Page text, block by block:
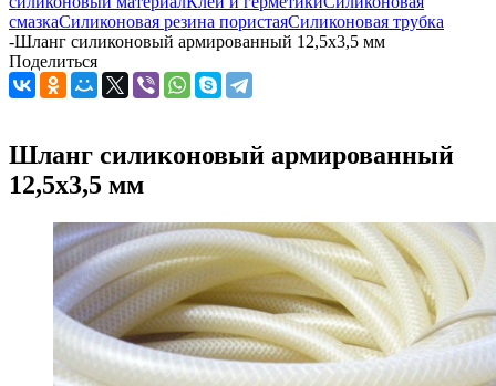
смазкаСиликоновая резина пористаяСиликоновая трубка
-Шланг силиконовый армированный 12,5х3,5 мм
Поделиться
Шланг силиконовый армированный
12,5х3,5 мм